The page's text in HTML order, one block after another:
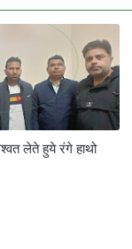
लेते हुये रंगे हाथो